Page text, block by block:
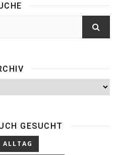
GESUCHT
ALLTAG